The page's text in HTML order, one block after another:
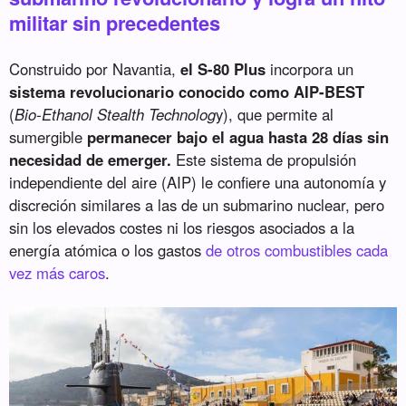
militar sin precedentes
Construido por Navantia,el S-80 Plus incorpora un
sistema revolucionario conocido como AIP-BEST
(Bio-Ethanol Stealth Technology), que permite al
sumergible permanecer bajo el agua hasta 28 días sin
necesidad de emerger. Este sistema de propulsión
independiente del aire (AIP) le confiere una autonomía y
discreción similares a las de un submarino nuclear, pero
sin los elevados costes ni los riesgos asociados a la
energía atómica o los gastosde otros combustibles cada
vez más caros.